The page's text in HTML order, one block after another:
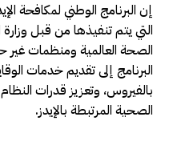
إن البرنامج الوطني لمكافحة
التي يتم تنفيذها من قبل
الصحة العالمية ومنظمات
البرنامج إلى تقديم خدمات
بالفيروس، وتعزيز قدرات
الصحية المرتبطة بالإيدز.